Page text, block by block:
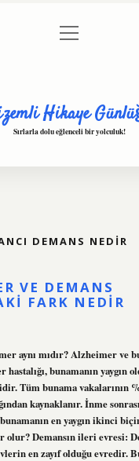
Gizlilik Politikası
menüyü
aç
Hikaye
Sırlarla dolu eğlenceli bir yolculuk!
DEMANS NEDIR
VE DEMANS
FARK NEDIR
aynı mıdır? Alzheimer ve
bunamanın yaygın
Tüm bunama vakalarının
kaynaklanır. İnme
en yaygın ikinci
olur? Demansın ileri evresi:
en zayıf olduğu evredir.